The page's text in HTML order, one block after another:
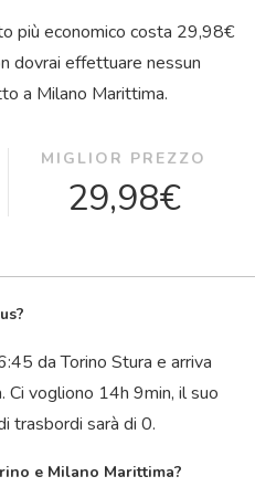
più economico costa 29,98€
dovrai effettuare nessun
a Milano Marittima.
MIGLIOR PREZZO
29,98€
da Torino Stura e arriva
Ci vogliono 14h 9min, il suo
trasbordi sarà di 0.
e Milano Marittima?